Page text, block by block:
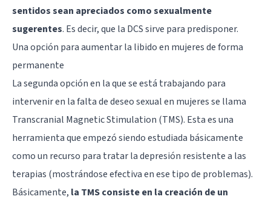
sentidos sean apreciados como sexualmente
sugerentes. Es decir, que la DCS sirve para predisponer.
Una opción para aumentar la libido en mujeres de forma
permanente
La segunda opción en la que se está trabajando para
intervenir en la falta de deseo sexual en mujeres se llama
Transcranial Magnetic Stimulation (TMS). Esta es una
herramienta que empezó siendo estudiada básicamente
como un recurso para tratar la depresión resistente a las
terapias (mostrándose efectiva en ese tipo de problemas).
Básicamente, la TMS consiste en la creación de un